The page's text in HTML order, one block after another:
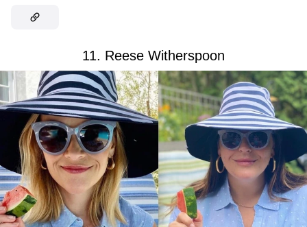
11. Reese Witherspoon